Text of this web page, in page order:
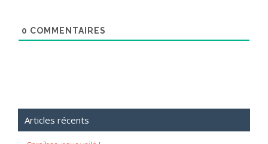
0 COMMENTAIRES
Articles récents